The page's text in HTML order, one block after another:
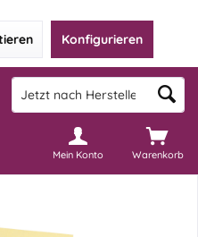
Konfigurieren
Warenkorb
Mein Konto